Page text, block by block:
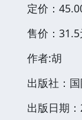
定价：
售价：
作者:胡
出版社：
出版日期